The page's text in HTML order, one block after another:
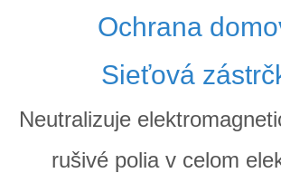
Ochrana
Sieťová
Neutralizuje
rušivé polia v celom